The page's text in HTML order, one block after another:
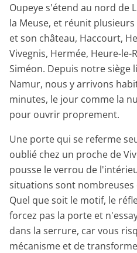
Oupeye s'étend au nord de
la Meuse, et réunit
et son château, Haccourt,
Vivegnis, Hermée, Heure-
Siméon. Depuis notre siège
Namur, nous y arrivons
minutes, le jour comme la
pour ouvrir proprement.
Une porte qui se referme
oublié chez un proche de
pousse le verrou de
situations sont
Quel que soit le motif, le
forcez pas la porte et
dans la serrure, car vous
mécanisme et de